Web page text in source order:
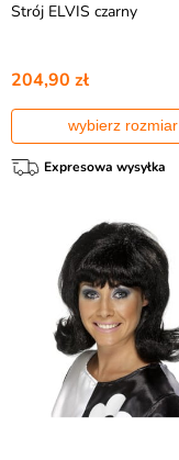
Strój ELVIS czarny
204,90 zł
wybierz rozmiar
Expresowa wysyłka